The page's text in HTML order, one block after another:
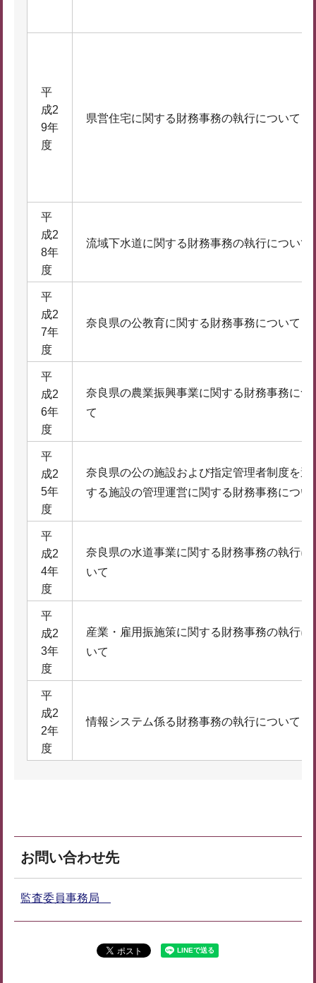
平
成2
9年
度
県営住宅に関する財務事務の執行について
平
成2
8年
度
流域下水道に関する財務事務の執行について
平
成2
7年
度
奈良県の公教育に関する財務事務について
平
成2
6年
度
奈良県の農業振興事業に関する財務事務につ
て
平
成2
5年
度
奈良県の公の施設および指定管理者制度を適
する施設の管理運営に関する財務事務につい
平
成2
4年
度
奈良県の水道事業に関する財務事務の執行に
いて
平
成2
3年
度
産業・雇用振施策に関する財務事務の執行に
いて
平
成2
2年
度
情報システム係る財務事務の執行について
お問い合わせ先
監査委員事務局